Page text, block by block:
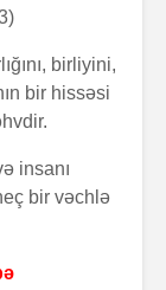
birliyini,
bir hissəsi
insanı
bir vəchlə